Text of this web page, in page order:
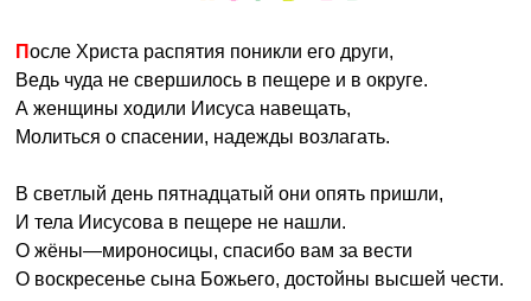
После Христа распятия поникли его други,
Ведь чуда не свершилось в пещере и в округе.
А женщины ходили Иисуса навещать,
Молиться о спасении, надежды возлагать.
В светлый день пятнадцатый они опять пришли,
И тела Иисусова в пещере не нашли.
О жёны—мироносицы, спасибо вам за вести
О воскресенье сына Божьего, достойны высшей чести.